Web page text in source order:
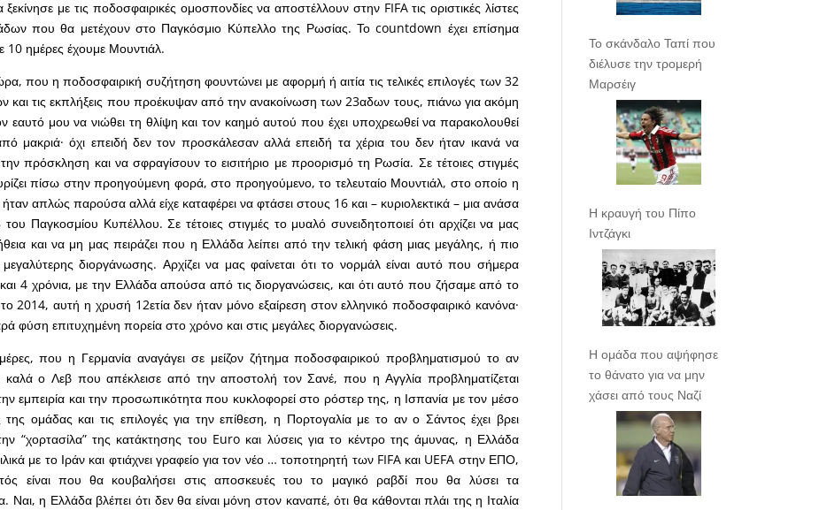
με τις ποδοσφαιρικές ομοσπονδίες να αποστέλλουν στην FIFA τις οριστικές λίστες
που θα μετέχουν στο Παγκόσμιο Κύπελλο της Ρωσίας. Το countdown έχει επίσημα
10 ημέρες έχουμε Μουντιάλ.
που η ποδοσφαιρική συζήτηση φουντώνει με αφορμή ή αιτία τις τελικές επιλογές των 32
και τις εκπλήξεις που προέκυψαν από την ανακοίνωση των 23αδων τους, πιάνω για ακόμη
εαυτό μου να νιώθει τη θλίψη και τον καημό αυτού που έχει υποχρεωθεί να παρακολουθεί
μακριά· όχι επειδή δεν τον προσκάλεσαν αλλά επειδή τα χέρια του δεν ήταν ικανά να
πρόσκληση και να σφραγίσουν το εισιτήριο με προορισμό τη Ρωσία. Σε τέτοιες στιγμές
πίσω στην προηγούμενη φορά, στο προηγούμενο, το τελευταίο Μουντιάλ, στο οποίο η
απλώς παρούσα αλλά είχε καταφέρει να φτάσει στους 16 και – κυριολεκτικά – μια ανάσα
Παγκοσμίου Κυπέλλου. Σε τέτοιες στιγμές το μυαλό συνειδητοποιεί ότι αρχίζει να μας
και να μη μας πειράζει που η Ελλάδα λείπει από την τελική φάση μιας μεγάλης, ή πιο
διοργάνωσης. Αρχίζει να μας φαίνεται ότι το νορμάλ είναι αυτό που σήμερα
4 χρόνια, με την Ελλάδα απούσα από τις διοργανώσεις, και ότι αυτό που ζήσαμε από το
2014, αυτή η χρυσή 12ετία δεν ήταν μόνο εξαίρεση στον ελληνικό ποδοσφαιρικό κανόνα·
φύση επιτυχημένη πορεία στο χρόνο και στις μεγάλες διοργανώσεις.
που η Γερμανία αναγάγει σε μείζον ζήτημα ποδοσφαιρικού προβληματισμού το αν
καλά ο Λεβ που απέκλεισε από την αποστολή τον Σανέ, που η Αγγλία προβληματίζεται
εμπειρία και την προσωπικότητα που κυκλοφορεί στο ρόστερ της, η Ισπανία με τον μέσο
της ομάδας και τις επιλογές για την επίθεση, η Πορτογαλία με το αν ο Σάντος έχει βρει
“χορτασίλα” της κατάκτησης του Euro και λύσεις για το κέντρο της άμυνας, η Ελλάδα
με το Ιράν και φτιάχνει γραφείο για τον νέο … τοποτηρητή των FIFA και UEFA στην ΕΠΟ,
είναι που θα κουβαλήσει στις αποσκευές του το μαγικό ραβδί που θα λύσει τα
Ναι, η Ελλάδα βλέπει ότι δεν θα είναι μόνη στον καναπέ, ότι θα κάθονται πλάι της η Ιταλία
Το σκάνδαλο Ταπί που
διέλυσε την τρομερή
Μαρσέιγ
Η κραυγή του Πίπο
Ιντζάγκι
Η ομάδα που αψήφησε
το θάνατο για να μην
χάσει από τους Ναζί